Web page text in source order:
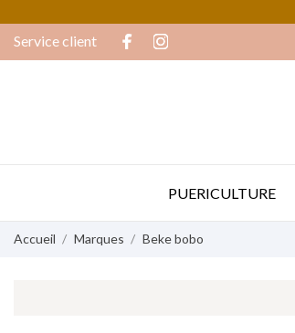
Service client
PUERICULTURE
Accueil Marques Beke bobo